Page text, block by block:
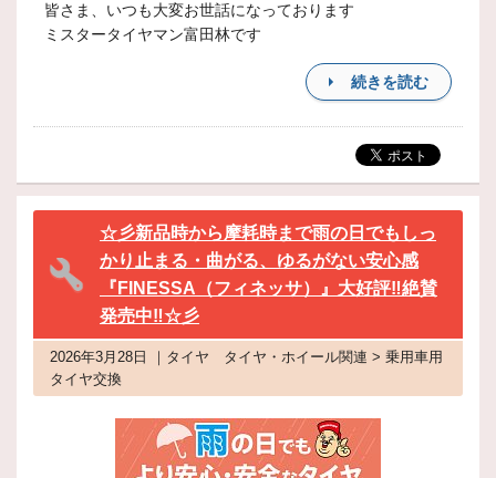
皆さま、いつも大変お世話になっております
ミスタータイヤマン富田林です
続きを読む
☆彡新品時から摩耗時まで雨の日でもしっ
かり止まる・曲がる、ゆるがない安心感
『FINESSA（フィネッサ）』大好評‼絶賛
発売中‼☆彡
2026年3月28日 ｜タイヤ タイヤ・ホイール関連 > 乗用車用
タイヤ交換